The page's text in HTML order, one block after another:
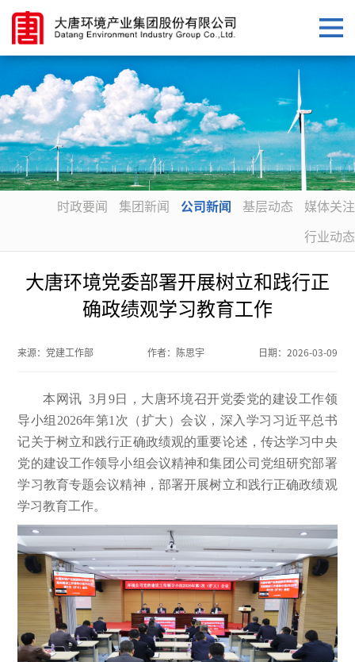
时政要闻 集团新闻 公司新闻 基层动态
媒体关注
行业动态
大唐环境党委部署开展树立和践行正
确政绩观学习教育工作
来源： 党建工作部 作者： 陈思宇 日期： 2026-03-09
本网讯 3月9日，大唐环境召开党委党的建设工作领
导小组2026年第1次（扩大）会议，深入学习习近平总书
记关于树立和践行正确政绩观的重要论述，传达学习中央
党的建设工作领导小组会议精神和集团公司党组研究部署
学习教育专题会议精神，部署开展树立和践行正确政绩观
学习教育工作。